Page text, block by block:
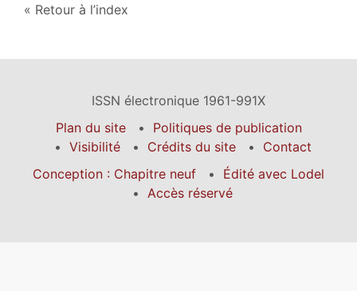
Retour à l’index
ISSN électronique 1961-991X
Plan du site
Politiques de publication
Visibilité
Crédits du site
Contact
Conception : Chapitre neuf
Édité avec Lodel
Accès réservé